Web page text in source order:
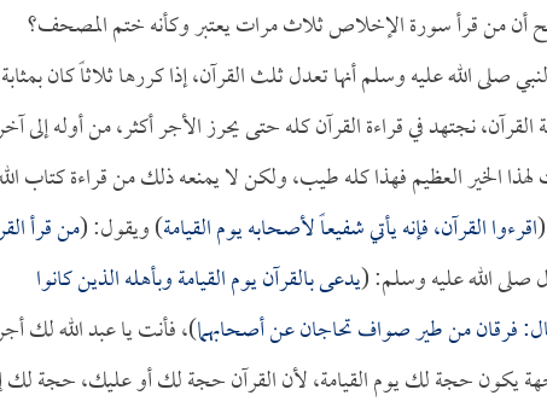
من قرأ سورة الإخلاص ثلاث مرات يعتبر وكأنه ختم المصحف؟
صلى الله عليه وسلم أنها تعدل ثلث القرآن، إذا كررها ثلاثاً كان بمثابة
نجتهد في قراءة القرآن كله حتى يحرز الأجر أكثر، من أوله إلى
الخير العظيم فهذا كله طيب، ولكن لا يمنعه ذلك من قراءة كتاب
(اقرءوا القرآن، فإنه يأتي شفيعاً لأصحابه يوم القيامة) ويقول: (من قرأ
صلى الله عليه وسلم: (يدعى بالقرآن يوم القيامة وبأهله الذين كانوا
قال: فرقان من طير صواف تحاجان عن أصحابهما)، فأنت يا عبد الله لك
يكون حجة لك يوم القيامة، لأن القرآن حجة لك أو عليك، حجة لك